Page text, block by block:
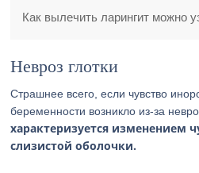
Как вылечить ларингит можно
Невроз глотки
Страшнее всего, если чувство
беременности возникло из-за
характеризуется изменением
слизистой оболочки.